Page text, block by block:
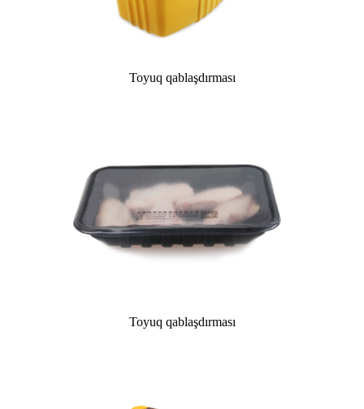
Toyuq qablaşdırması
Toyuq qablaşdırması